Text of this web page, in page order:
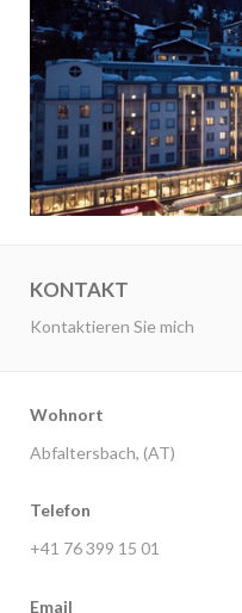
KONTAKT
Kontaktieren Sie mich
Wohnort
Abfaltersbach, (AT)
Telefon
+41 76 399 15 01
Email